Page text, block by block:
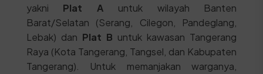
yakni Plat A untuk wilayah Banten
Barat/Selatan (Serang, Cilegon, Pandeglang,
Lebak) dan Plat B untuk kawasan Tangerang
Raya (Kota Tangerang, Tangsel, dan Kabupaten
Tangerang). Untuk memanjakan warganya,